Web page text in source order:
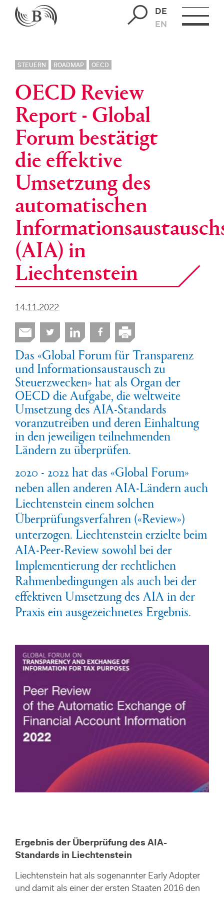
DE
EN
STEUERN ROADMAP OECD
OECD Review
Report - Global
Forum bestätigt
die effektive
Umsetzung des
automatischen
(AIA) in
Liechtenstein
14.11.2022
Das «Global Forum für Transparenz
und Informationsaustausch zu
Steuerzwecken» hat als Organ der
OECD die Aufgabe, die weltweite
Umsetzung des AIA-Standards
voranzutreiben und deren Einhaltung
in den jeweiligen teilnehmenden
Ländern zu überprüfen.
2020 - 2022 hat das «Global Forum»
neben allen anderen AIA-Ländern auch
Liechtenstein einem solchen
Überprüfungsverfahren («Review»)
unterzogen. Liechtenstein erzielte beim
AIA-Peer-Review sowohl bei der
Implementierung der rechtlichen
Rahmenbedingungen als auch bei der
effektiven Umsetzung des AIA in der
Praxis ein ausgezeichnetes Ergebnis.
Ergebnis der Überprüfung des AIA-
Standards in Liechtenstein
Liechtenstein hat als sogenannter Early Adopter
und damit als einer der ersten Staaten 2016 den